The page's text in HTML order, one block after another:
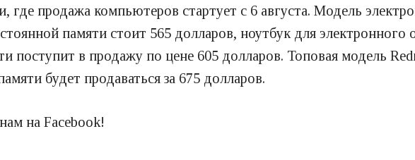
где продажа компьютеров стартует с 6 августа. Модель
памяти стоит 565 долларов, ноутбук для электронного
поступит в продажу по цене 605 долларов. Топовая модель
будет продаваться за 675 долларов.
на Facebook!